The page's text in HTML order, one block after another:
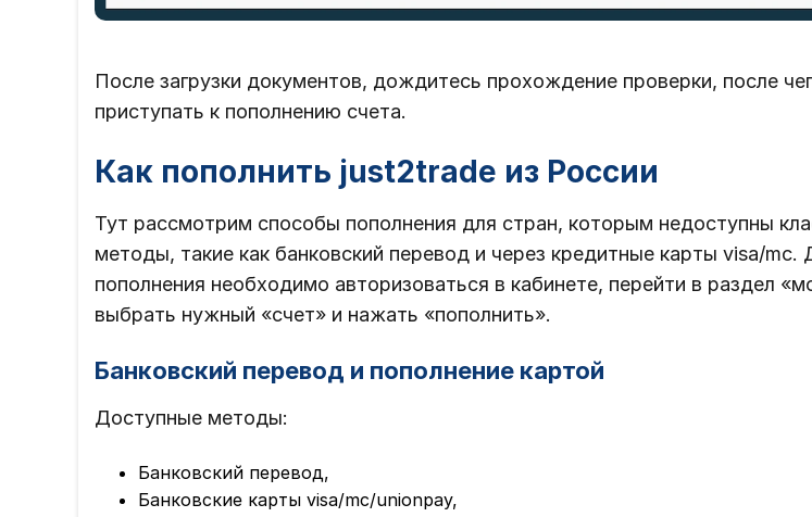
После загрузки документов, дождитесь прохождение проверки, после
приступать к пополнению счета.
Как пополнить just2trade из России
Тут рассмотрим способы пополнения для стран, которым недоступны
методы, такие как банковский перевод и через кредитные карты visa/mc.
пополнения необходимо авторизоваться в кабинете, перейти в раздел
выбрать нужный «счет» и нажать «пополнить».
Банковский перевод и пополнение картой
Доступные методы:
Банковский перевод,
Банковские карты visa/mc/unionpay,